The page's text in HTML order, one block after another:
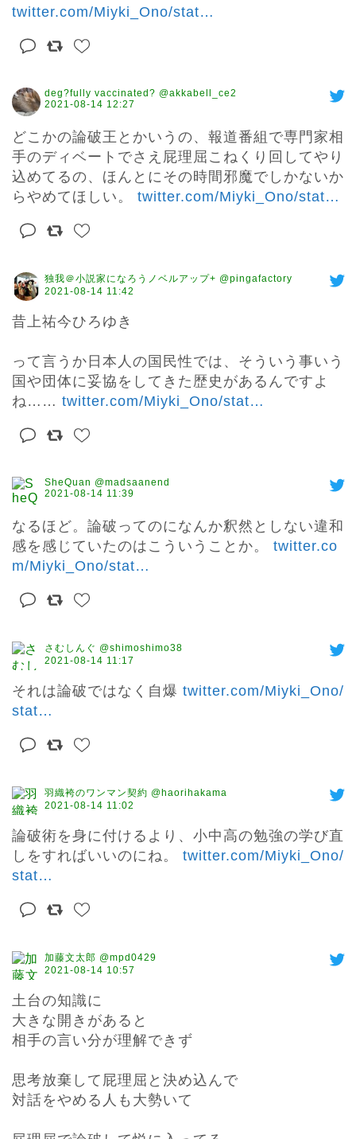
twitter.com/Miyki_Ono/stat…
deg?fully vaccinated? @akkabell_ce2
2021-08-14 12:27
どこかの論破王とかいうの、報道番組で専門家相
手のディベートでさえ屁理屈こねくり回してやり
込めてるの、ほんとにその時間邪魔でしかないか
らやめてほしい。 twitter.com/Miyki_Ono/stat…
独我＠小説家になろうノベルアップ+ @pingafactory
2021-08-14 11:42
昔上祐今ひろゆき
って言うか日本人の国民性では、そういう事いう
国や団体に妥協をしてきた歴史があるんですよ
ね…… twitter.com/Miyki_Ono/stat…
SheQuan @madsaanend
2021-08-14 11:39
なるほど。論破ってのになんか釈然としない違和
感を感じていたのはこういうことか。 twitter.co
m/Miyki_Ono/stat…
さむしんぐ @shimoshimo38
2021-08-14 11:17
それは論破ではなく自爆 twitter.com/Miyki_Ono/
stat…
羽織袴のワンマン契約 @haorihakama
2021-08-14 11:02
論破術を身に付けるより、小中高の勉強の学び直
しをすればいいのにね。 twitter.com/Miyki_Ono/
stat…
加藤文太郎 @mpd0429
2021-08-14 10:57
土台の知識に
大きな開きがあると
相手の言い分が理解できず
思考放棄して屁理屈と決め込んで
対話をやめる人も大勢いて